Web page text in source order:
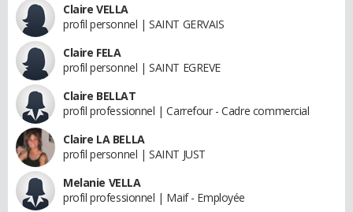
Claire VELLA
profil personnel | SAINT GERVAIS
Claire FELA
profil personnel | SAINT EGREVE
Claire BELLAT
profil professionnel | Carrefour - Cadre commercial
Claire LA BELLA
profil personnel | SAINT JUST
Melanie VELLA
profil professionnel | Maif - Employée